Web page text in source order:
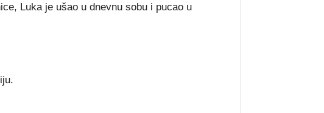
Luka je ušao u dnevnu sobu i pucao u